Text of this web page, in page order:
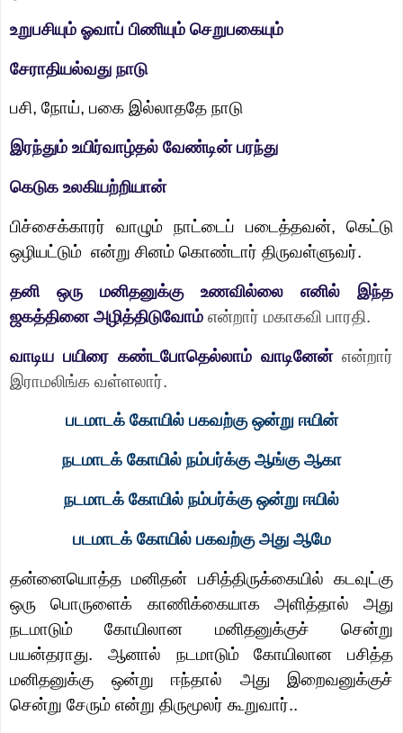
உறுபசியும் ஓவாப் பிணியும் செறுபகையும்
சேராதியல்வது நாடு
பசி, நோய், பகை இல்லாததே நாடு
இரந்தும் உயிர்வாழ்தல் வேண்டின் பரந்து
கெடுக உலகியற்றியான்
பிச்சைக்காரர் வாழும் நாட்டைப் படைத்தவன், கெட்டு
ஒழியட்டும் என்று சினம் கொண்டார் திருவள்ளுவர்.
தனி ஒரு மனிதனுக்கு உணவில்லை எனில் இந்த
ஜகத்தினை அழித்திடுவோம் என்றார் மகாகவி பாரதி.
வாடிய பயிரை கண்டபோதெல்லாம் வாடினேன்என்றார்
இராமலிங்க வள்ளலார்.
படமாடக் கோயில் பகவற்கு ஒன்று ஈயின்
நடமாடக் கோயில் நம்பர்க்கு ஆங்கு ஆகா
நடமாடக் கோயில் நம்பர்க்கு ஒன்று ஈயில்
படமாடக் கோயில் பகவற்கு அது ஆமே
தன்னையொத்த மனிதன் பசித்திருக்கையில் கடவுட்கு
ஒரு பொருளைக் காணிக்கையாக அளித்தால் அது
நடமாடும் கோயிலான மனிதனுக்குச் சென்று
பயன்தராது. ஆனால் நடமாடும் கோயிலான பசித்த
மனிதனுக்கு ஒன்று ஈந்தால் அது இறைவனுக்குச்
சென்று சேரும் என்று திருமூலர் கூறுவார்..